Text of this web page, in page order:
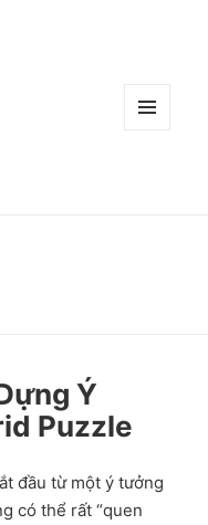
Ý
Puzzle
đầu từ một ý tưởng
có thể rất “quen